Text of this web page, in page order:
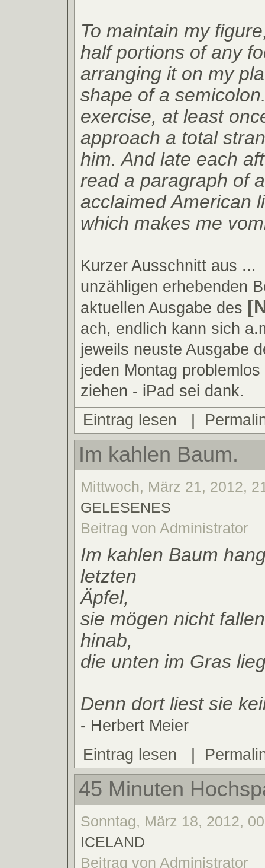
To maintain my
half portions of any
arranging it on my
shape of a
exercise, at least
approach a total
him. And late each
read a paragraph of
acclaimed American
which makes me
Kurzer Ausschnitt aus ...
unzähligen erhebenden
aktuellen Ausgabe des
ach, endlich kann sich
jeweils neuste Ausgabe
jeden Montag
ziehen - iPad sei dank.
Eintrag lesen
|
Im kahlen Baum.
Mittwoch, März 21, 2012,
GELESENES
Beitrag von Administrator
Im kahlen Baum
letzten
Äpfel,
sie mögen nicht
hinab,
die unten im Gras
Denn dort liest sie
- Herbert Meier
Eintrag lesen
|
45 Minuten
Sonntag, März 18, 2012,
ICELAND
Beitrag von Administrator